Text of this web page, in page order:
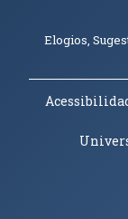
Elogios,